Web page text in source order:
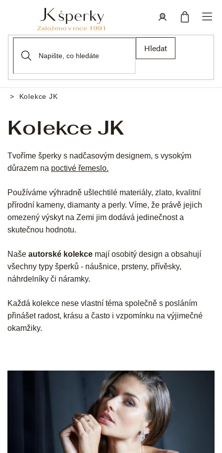
Hledat
Kolekce JK
Kolekce JK
Tvoříme šperky s nadčasovým designem, s vysokým
důrazem na poctivé řemeslo.
Používáme výhradně ušlechtilé materiály, zlato, kvalitní
přírodní kameny, diamanty a perly. Víme, že právě jejich
omezený výskyt na Zemi jim dodává jedinečnost a
skutečnou hodnotu.
Naše autorské kolekce mají osobitý design a obsahují
všechny typy šperků - náušnice, prsteny, přívěsky,
náhrdelníky či náramky.
Každá kolekce nese vlastní téma společně s posláním
přinášet radost, krásu a často i vzpomínku na výjimečné
okamžiky.